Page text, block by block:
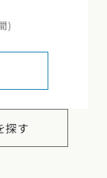
)
探す